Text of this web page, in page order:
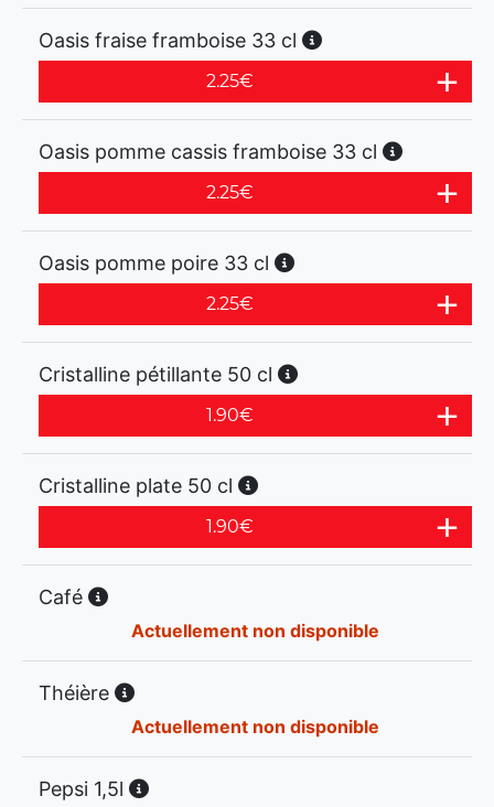
Oasis fraise framboise 33 cl
2.25€
Oasis pomme cassis framboise 33 cl
2.25€
Oasis pomme poire 33 cl
2.25€
Cristalline pétillante 50 cl
1.90€
Cristalline plate 50 cl
1.90€
Café
Actuellement non disponible
Théière
Actuellement non disponible
Pepsi 1,5l